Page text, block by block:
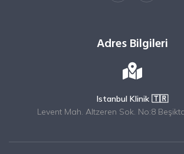
Adres Bilgileri
Istanbul Klinik 🇹🇷
Levent Mah. Altzeren Sok. No:8